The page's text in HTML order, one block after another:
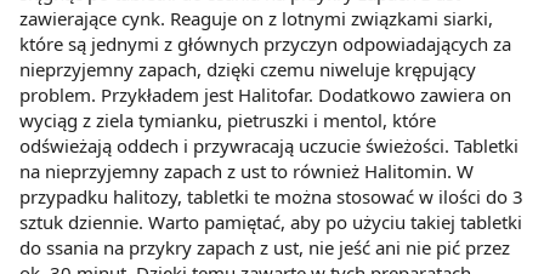
zawierające cynk. Reaguje on z lotnymi związkami siarki,
które są jednymi z głównych przyczyn odpowiadających za
nieprzyjemny zapach, dzięki czemu niweluje krępujący
problem. Przykładem jest Halitofar. Dodatkowo zawiera on
wyciąg z ziela tymianku, pietruszki i mentol, które
odświeżają oddech i przywracają uczucie świeżości. Tabletki
na nieprzyjemny zapach z ust to również Halitomin. W
przypadku halitozy, tabletki te można stosować w ilości do 3
sztuk dziennie. Warto pamiętać, aby po użyciu takiej tabletki
do ssania na przykry zapach z ust, nie jeść ani nie pić przez